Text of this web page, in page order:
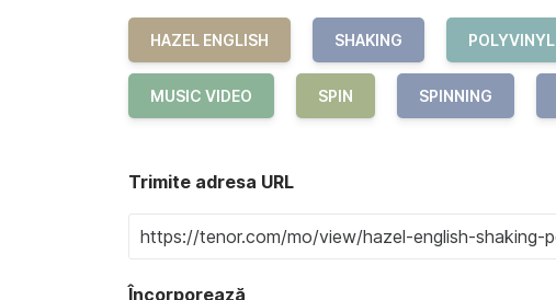
HAZEL ENGLISH SHAKING POLYVINYL
MUSIC VIDEO SPIN SPINNING
Trimite adresa URL
Încorporează